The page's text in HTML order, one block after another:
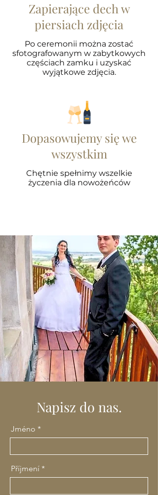
Zapierające dech w
piersiach zdjęcia
Po ceremonii można zostać
sfotografowanym w zabytkowych
częściach zamku i uzyskać
wyjątkowe zdjęcia.
Dopasowujemy się we
wszystkim
Chętnie spełnimy wszelkie
życzenia dla nowożeńców
Napisz do nas.
Jméno
Příjmení